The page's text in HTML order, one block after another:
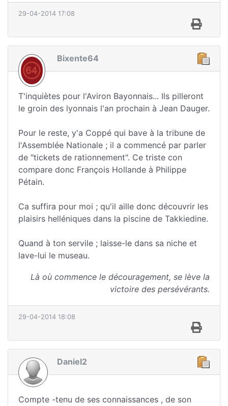
29-04-2014 17:08
Bixente64
T'inquiètes pour l'Aviron Bayonnais... Ils pilleront
le groin des lyonnais l'an prochain à Jean Dauger.
Pour le reste, y'a Coppé qui bave à la tribune de
l'Assemblée Nationale ; il a commencé par parler
de "tickets de rationnement". Ce triste con
compare donc François Hollande à Philippe
Pétain.
Ca suffira pour moi ; qu'il aille donc découvrir les
plaisirs helléniques dans la piscine de Takkiedine.
Quand à ton servile ; laisse-le dans sa niche et
lave-lui le museau.
Là où commence le découragement, se lève la
victoire des persévérants.
29-04-2014 18:08
Daniel2
Compte -tenu de ses connaissances , de son